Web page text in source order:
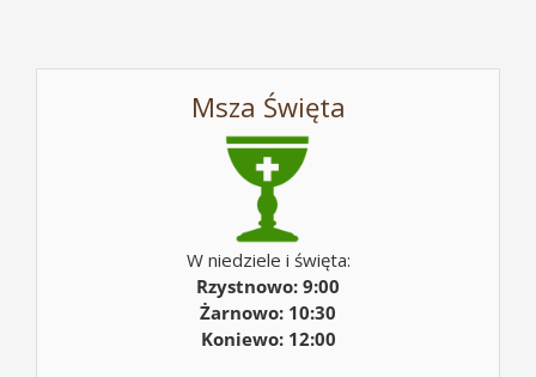
Msza Święta
W niedziele i święta:
Rzystnowo: 9:00
Żarnowo: 10:30
Koniewo: 12:00